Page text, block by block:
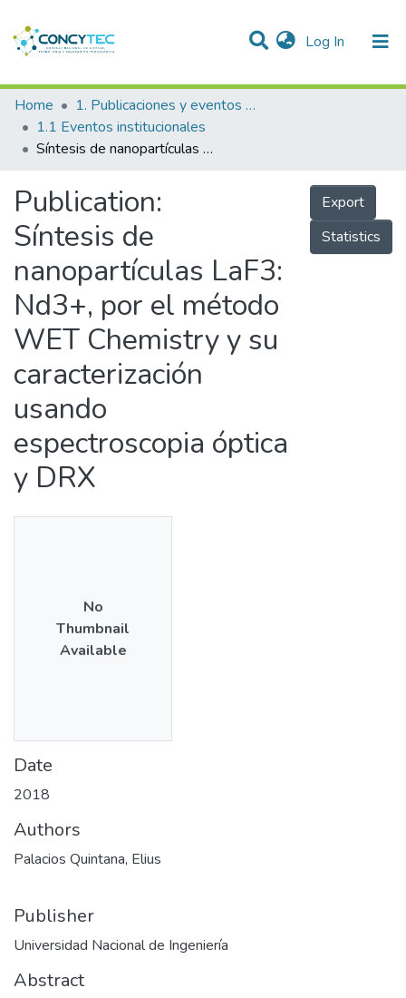
Log In (current)
Communities & Collections
Research Outputs
People
Statistics
Home
1. Publicaciones y eventos institucionales
1.1 Eventos institucionales
Síntesis de nanopartículas LaF3: Nd3+, por el método WET Chemistry y su caracterización usando espectroscopia óptica y DRX
Publication:
Síntesis de
nanopartículas LaF3:
Nd3+, por el método
WET Chemistry y su
caracterización
usando
espectroscopia óptica
y DRX
Export
Statistics
No
Thumbnail
Available
Date
2018
Authors
Palacios Quintana, Elius
Publisher
Universidad Nacional de Ingeniería
Abstract